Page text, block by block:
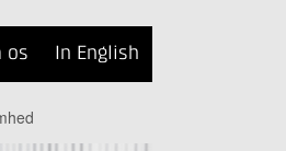
os In English